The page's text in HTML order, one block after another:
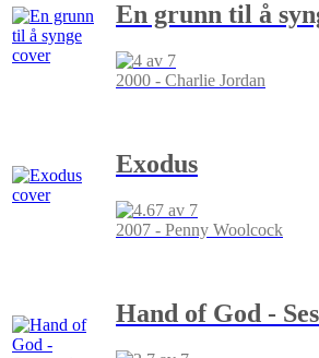
En grunn til å
2000 - Charlie Jordan
Exodus
2007 - Penny Woolcock
Hand of God -